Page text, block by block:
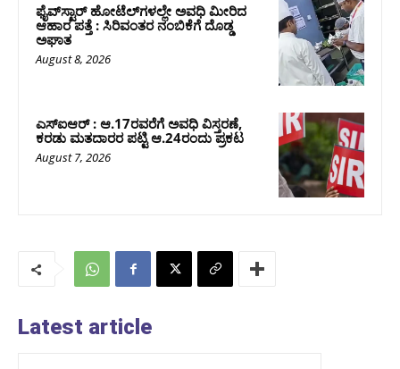
ಫೈವ್‌ಸ್ಟಾರ್ ಹೋಟೆಲ್‌ಗಳಲ್ಲೇ ಅವಧಿ ಮೀರಿದ
ಆಹಾರ ಪತ್ತೆ : ಸಿರಿವಂತರ ನಂಬಿಕೆಗೆ ದೊಡ್ಡ
ಅಘಾತ
August 8, 2026
ಎಸ್‌ಐಆರ್‌ : ಆ.17ರವರೆಗೆ ಅವಧಿ ವಿಸ್ತರಣೆ,
ಕರಡು ಮತದಾರರ ಪಟ್ಟಿ ಆ.24ರಂದು ಪ್ರಕಟ
August 7, 2026
Latest article